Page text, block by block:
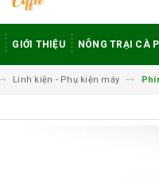
GIỚI THIỆU NÔNG TRẠI CÀ
Linh kiện - Phụ kiện máy